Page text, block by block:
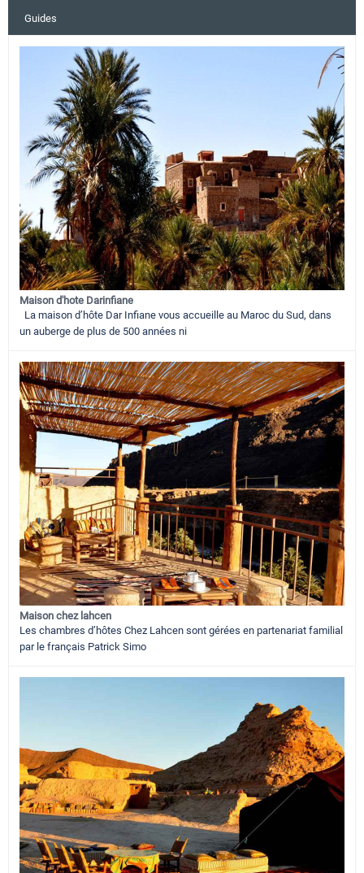
Guides
Maison d'hote Darinfiane
La maison d’hôte Dar Infiane vous accueille au Maroc du Sud, dans
un auberge de plus de 500 années ni
Maison chez lahcen
Les chambres d’hôtes Chez Lahcen sont gérées en partenariat familial
par le français Patrick Simo